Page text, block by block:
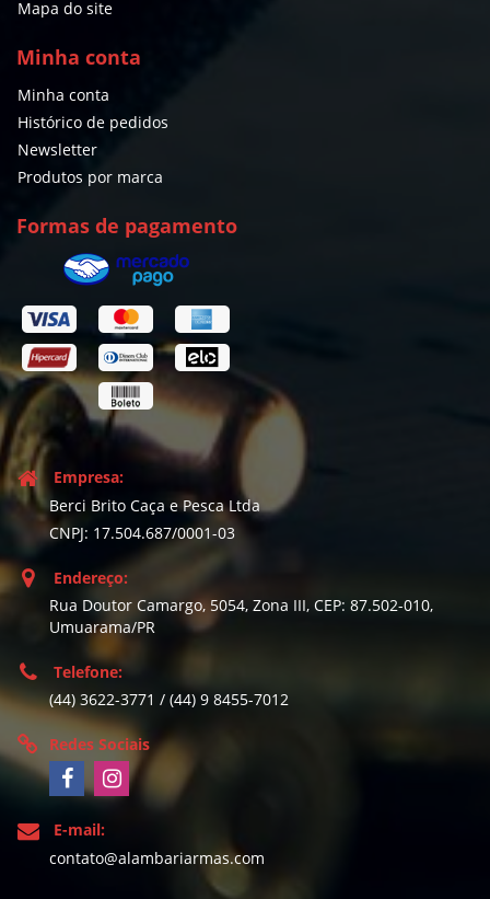
Mapa do site
Minha conta
Minha conta
Histórico de pedidos
Newsletter
Produtos por marca
Formas de pagamento
Empresa:
Berci Brito Caça e Pesca Ltda
CNPJ: 17.504.687/0001-03
Endereço:
Rua Doutor Camargo, 5054, Zona III, CEP: 87.502-010,
Umuarama/PR
Telefone:
(44) 3622-3771 / (44) 9 8455-7012
Redes Sociais
E-mail:
contato@alambariarmas.com